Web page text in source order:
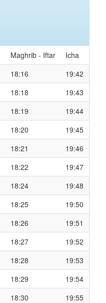
Maghrib - Iftar
Icha
18:16
19:42
18:18
19:43
18:19
19:44
18:20
19:45
18:21
19:46
18:22
19:47
18:24
19:48
18:25
19:50
18:26
19:51
18:27
19:52
18:28
19:53
18:29
19:54
18:30
19:55